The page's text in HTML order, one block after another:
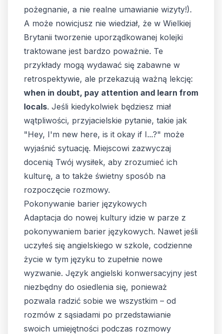
pożegnanie, a nie realne umawianie wizyty!).
A może nowicjusz nie wiedział, że w Wielkiej
Brytanii tworzenie uporządkowanej kolejki
traktowane jest bardzo poważnie. Te
przykłady mogą wydawać się zabawne w
retrospektywie, ale przekazują ważną lekcję:
when in doubt, pay attention and learn from
locals. Jeśli kiedykolwiek będziesz miał
wątpliwości, przyjacielskie pytanie, takie jak
"Hey, I'm new here, is it okay if I...?" może
wyjaśnić sytuację. Miejscowi zazwyczaj
docenią Twój wysiłek, aby zrozumieć ich
kulturę, a to także świetny sposób na
rozpoczęcie rozmowy.
Pokonywanie barier językowych
Adaptacja do nowej kultury idzie w parze z
pokonywaniem barier językowych. Nawet jeśli
uczyłeś się angielskiego w szkole, codzienne
życie w tym języku to zupełnie nowe
wyzwanie. Język angielski konwersacyjny jest
niezbędny do osiedlenia się, ponieważ
pozwala radzić sobie we wszystkim – od
rozmów z sąsiadami po przedstawianie
swoich umiejętności podczas rozmowy